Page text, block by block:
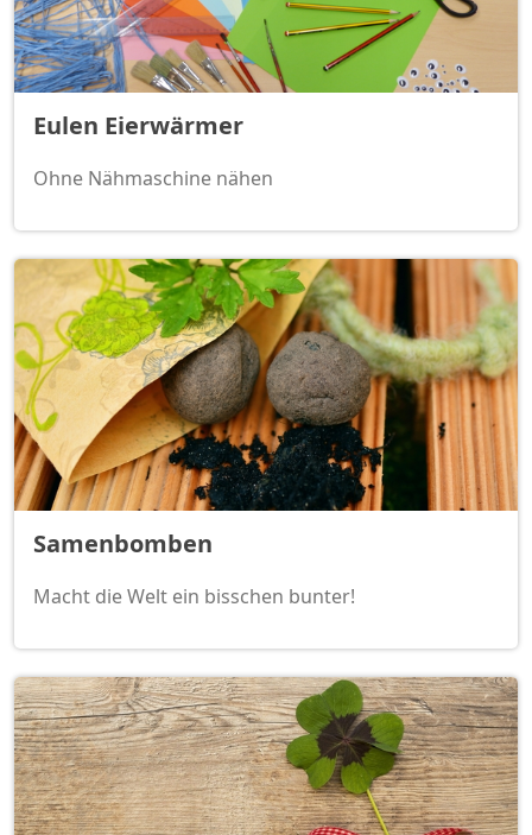
Eulen Eierwärmer
Ohne Nähmaschine nähen
Samenbomben
Macht die Welt ein bisschen bunter!